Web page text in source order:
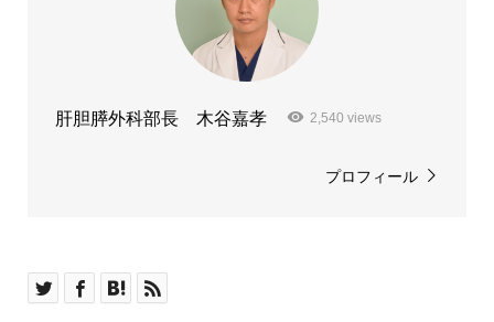
肝胆膵外科部長 木谷嘉孝 2,540 views
プロフィール